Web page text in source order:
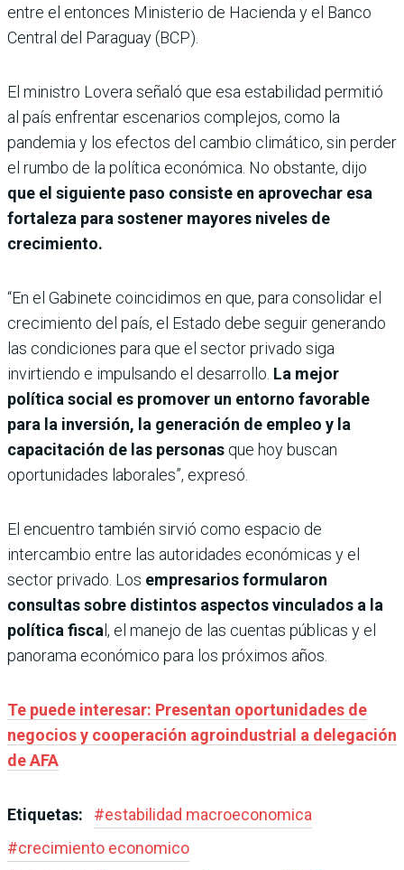
entre el entonces Ministerio de Hacienda y el Banco
Central del Paraguay (BCP).
El ministro Lovera señaló que esa estabilidad permitió
al país enfrentar escenarios complejos, como la
pandemia y los efectos del cambio climático, sin perder
el rumbo de la política económica. No obstante, dijo
que el siguiente paso consiste en aprovechar esa
fortaleza para sostener mayores niveles de
crecimiento.
“En el Gabinete coincidimos en que, para consolidar el
crecimiento del país, el Estado debe seguir generando
las condiciones para que el sector privado siga
invirtiendo e impulsando el desarrollo. La mejor
política social es promover un entorno favorable
para la inversión, la generación de empleo y la
capacitación de las personas que hoy buscan
oportunidades laborales”, expresó.
El encuentro también sirvió como espacio de
intercambio entre las autoridades económicas y el
sector privado. Los empresarios formularon
consultas sobre distintos aspectos vinculados a la
política fisca l, el manejo de las cuentas públicas y el
panorama económico para los próximos años.
Te puede interesar: Presentan oportunidades de
negocios y cooperación agroindustrial a delegación
de AFA
Etiquetas: #estabilidad macroeconomica
#crecimiento economico